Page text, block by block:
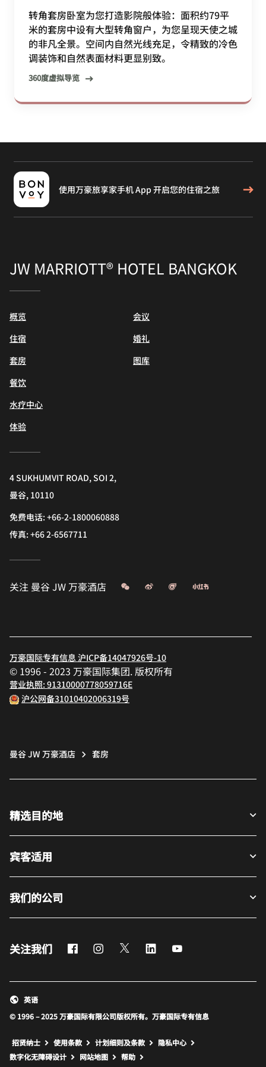
转角套房卧室为您打造影院般体验：面积约79平
米的套房中设有大型转角窗户，为您呈现天使之城
的非凡全景。空间内自然光线充足，令精致的冷色
调装饰和自然表面材料更显别致。
360度虚拟导览
使用万豪旅享家手机 App 开启您的住宿之旅
JW MARRIOTT® HOTEL BANGKOK
概览
住宿
套房
餐饮
水疗中心
体验
会议
婚礼
图库
4 SUKHUMVIT ROAD, SOI 2,
曼谷, 10110
免费电话:+66-2-1800060888
传真:+66 2-6567711
关注 曼谷 JW 万豪酒店 微信 微博 飞猪 小红书
万豪国际专有信息 沪ICP备14047926号-10
© 1996 - 2023 万豪国际集团. 版权所有
营业执照: 91310000778059716E
沪公网备31010402006319号
曼谷 JW 万豪酒店 套房
精选目的地
宾客适用
我们的公司
关注我们 FacebookInstagram
Twitter LinkedIn
© 1996 – 2025 万豪国际有限公司版权所有。万豪国际专有信息
英语
招贤纳士 使用条款 计划细则及条款
隐私中心
数字化无障碍设计
网站地图 打开新窗口
帮助